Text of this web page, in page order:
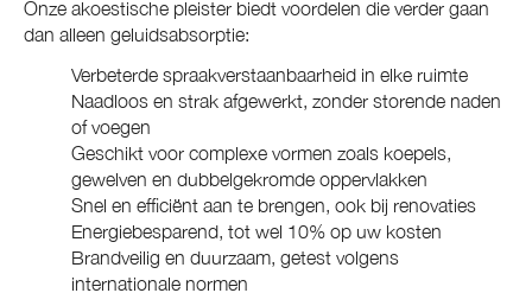
Onze akoestische pleister biedt voordelen die verder gaan
dan alleen geluidsabsorptie:
Verbeterde spraakverstaanbaarheid in elke ruimte
Naadloos en strak afgewerkt, zonder storende naden
of voegen
Geschikt voor complexe vormen zoals koepels,
gewelven en dubbelgekromde oppervlakken
Snel en efficiënt aan te brengen, ook bij renovaties
Energiebesparend, tot wel 10% op uw kosten
Brandveilig en duurzaam, getest volgens
internationale normen